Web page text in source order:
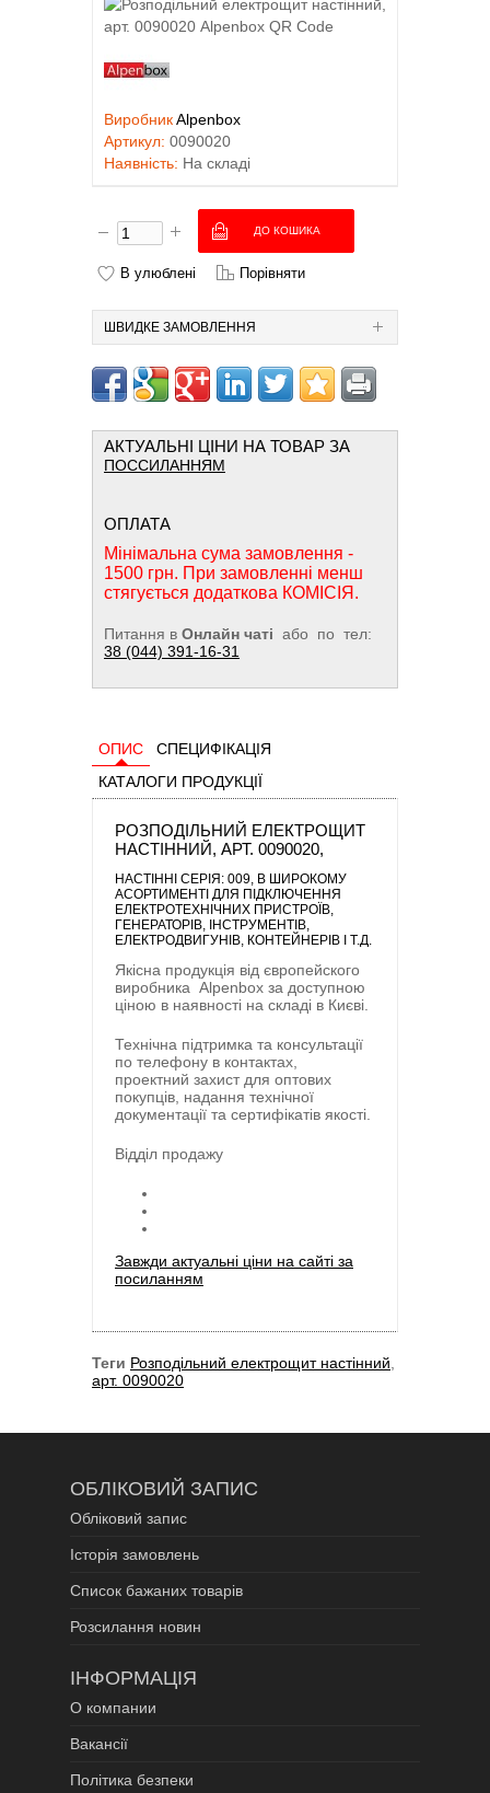
ВиробникAlpenbox
Артикул: 0090020
Наявність: На складі
В улюблені Порівняти
ШВИДКЕ ЗАМОВЛЕННЯ
АКТУАЛЬНІ ЦІНИ НА ТОВАР ЗА
ПОССИЛАННЯМ
ОПЛАТА
Мінімальна сума замовлення -
1500 грн. При замовленні менш
стягується додаткова КОМІСІЯ.
Питання в Онлайн чаті або по тел:
38 (044) 391-16-31
ОПИС
СПЕЦИФІКАЦІЯ
КАТАЛОГИ ПРОДУКЦІЇ
РОЗПОДІЛЬНИЙ ЕЛЕКТРОЩИТ
НАСТІННИЙ, АРТ. 0090020,
НАСТІННІ СЕРІЯ: 009, В ШИРОКОМУ
АСОРТИМЕНТІ ДЛЯ ПІДКЛЮЧЕННЯ
ЕЛЕКТРОТЕХНІЧНИХ ПРИСТРОЇВ,
ГЕНЕРАТОРІВ, ІНСТРУМЕНТІВ,
ЕЛЕКТРОДВИГУНІВ, КОНТЕЙНЕРІВ І Т.Д.
Якісна продукція від європейского
виробника Alpenbox за доступною
ціною в наявності на складі в Києві.
Технічна підтримка та консультації
по телефону в контактах,
проектний захист для оптових
покупців, надання технічної
документації та сертифікатів якості.
Відділ продажу
Завжди актуальні ціни на сайті за
посиланням
Теги Розподільний електрощит настінний
арт. 0090020
ОБЛІКОВИЙ ЗАПИС
Обліковий запис
Історія замовлень
Список бажаних товарів
Розсилання новин
ІНФОРМАЦІЯ
О компании
Вакансії
Політика безпеки